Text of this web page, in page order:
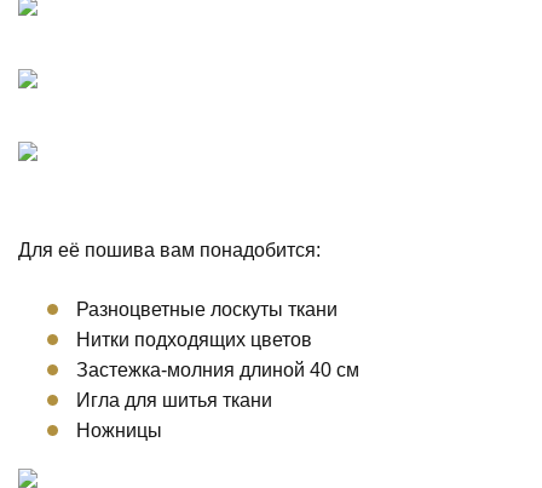
Для её пошива вам понадобится:
Разноцветные лоскуты ткани
Нитки подходящих цветов
Застежка-молния длиной 40 см
Игла для шитья ткани
Ножницы